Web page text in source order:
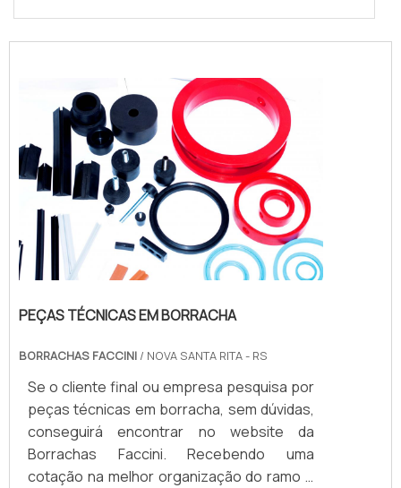
PEÇAS TÉCNICAS EM BORRACHA
BORRACHAS FACCINI / NOVA SANTA RITA - RS
Se o cliente final ou empresa pesquisa por
peças técnicas em borracha, sem dúvidas,
conseguirá encontrar no website da
Borrachas Faccini. Recebendo uma
cotação na melhor organização do ramo e